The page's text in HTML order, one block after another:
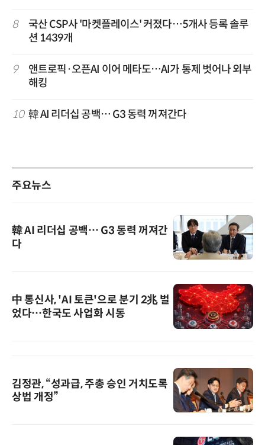
8
국산 CSP사 '마켓플레이스' 커졌다…5개사 등록 솔루
션 1439개
9
앤트로픽·오픈AI 이어 메타도…AI가 통제 벗어나 외부
해킹
10 韓 AI 리더십 공백… G3 동력 꺼져간다
주요뉴스
韓 AI 리더십 공백… G3 동력 꺼져간
다
中 통신사, 'AI 토큰'으로 분기 2兆 벌
었다…한국도 사업화 시동
김정관, “성과급, 주총 승인 거치도록
상법 개정”